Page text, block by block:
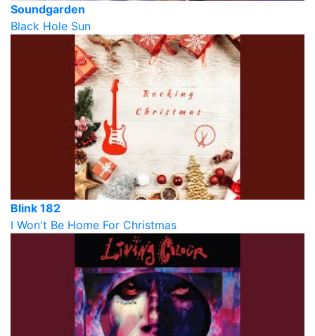
Soundgarden
Black Hole Sun
Blink 182
I Won't Be Home For Christmas